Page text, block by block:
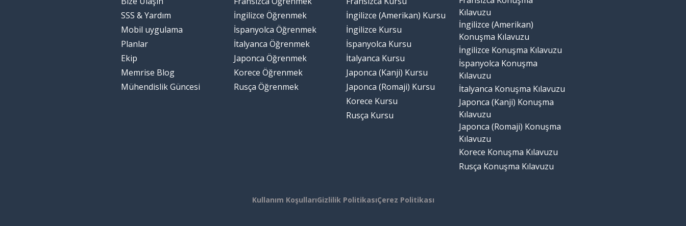
SSS & Yardım
Mobil uygulama
Planlar
Ekip
Memrise Blog
Mühendislik Güncesi
İngilizce Öğrenmek
İspanyolca Öğrenmek
İtalyanca Öğrenmek
Japonca Öğrenmek
Korece Öğrenmek
Rusça Öğrenmek
İngilizce (Amerikan) Kursu
İngilizce Kursu
İspanyolca Kursu
İtalyanca Kursu
Japonca (Kanji) Kursu
Japonca (Romaji) Kursu
Korece Kursu
Rusça Kursu
Kılavuzu
İngilizce (Amerikan)
Konuşma Kılavuzu
İngilizce Konuşma Kılavuzu
İspanyolca Konuşma
Kılavuzu
İtalyanca Konuşma Kılavuzu
Japonca (Kanji) Konuşma
Kılavuzu
Japonca (Romaji) Konuşma
Kılavuzu
Korece Konuşma Kılavuzu
Rusça Konuşma Kılavuzu
Kullanım KoşullarıGizlilik PolitikasıÇerez Politikası